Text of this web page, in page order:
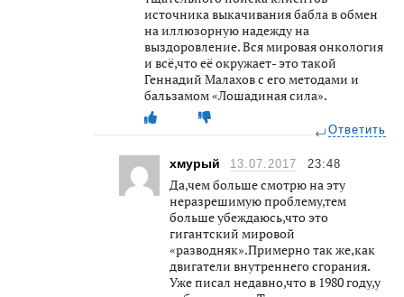
источника выкачивания бабла в обмен
на иллюзорную надежду на
выздоровление. Вся мировая онкология
и всё,что её окружает- это такой
Геннадий Малахов с его методами и
бальзамом «Лошадиная сила».
Ответить
хмурый 13.07.2017 23:48
Да,чем больше смотрю на эту
неразрешимую проблему,тем
больше убеждаюсь,что это
гигантский мировой
«разводняк».Примерно так же,как
двигатели внутреннего сгорания.
Уже писал недавно,что в 1980 году,у